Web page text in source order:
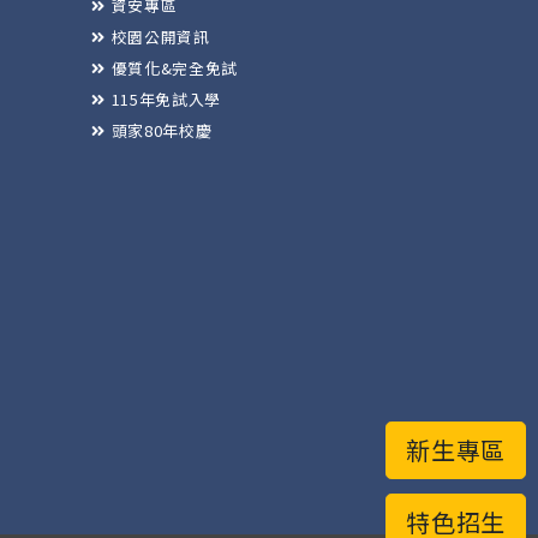
特色招生
新生專區
資安專區
校園公開資訊
優質化&完全免試
115年免試入學
頭家80年校慶